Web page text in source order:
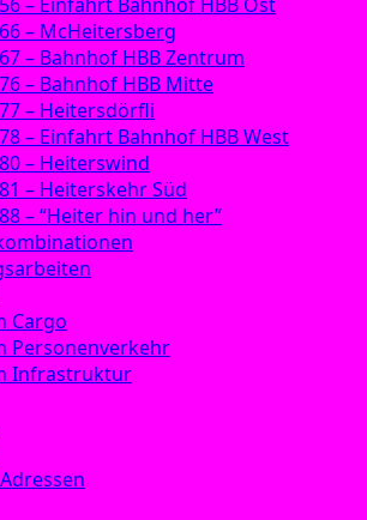
– McHeitersberg
– Bahnhof HBB Zentrum
– Bahnhof HBB Mitte
– Heitersdörfli
– Einfahrt Bahnhof HBB West
– Heiterswind
– Heiterskehr Süd
– “Heiter hin und her”
Cargo
Personenverkehr
Infrastruktur